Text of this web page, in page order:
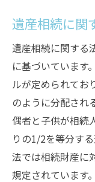
相続手続き
相続手
遺産目
相続登
遺産分
相続税
相続手
専門家に相
遺産相続に関
遺産相続に関する
に基づいています
ルが定められてお
のように分配され
偶者と子供が相続
りの1/2を等分す
法では相続財産に
規定されています